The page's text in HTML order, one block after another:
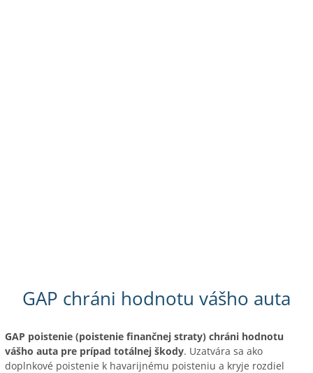
GAP chráni hodnotu vášho auta
GAP poistenie (poistenie finančnej straty) chráni hodnotu
vášho auta pre prípad totálnej škody. Uzatvára sa ako
doplnkové poistenie k havarijnému poisteniu a kryje rozdiel